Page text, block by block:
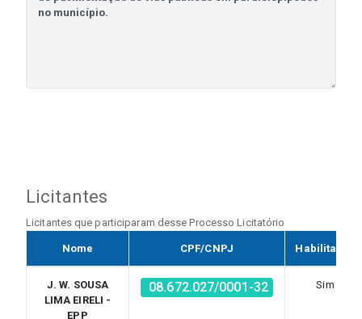
Licitantes
Licitantes que participaram desse Processo Licitatório
Nome CPF/CNPJ Habilitado?
J. W. SOUSA
LIMA EIRELI -
EPP
08.672.027/0001-32 Sim